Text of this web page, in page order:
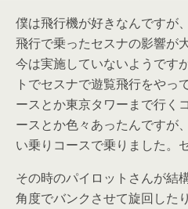
僕は飛行機が好きなんですが
飛行で乗ったセスナの影響が
今は実施していないようです
トでセスナで遊覧飛行をやっ
ースとか東京タワーまで行く
ースとか色々あったんですが
い乗りコースで乗りました。
その時のパイロットさんが結
角度でバンクさせて旋回した